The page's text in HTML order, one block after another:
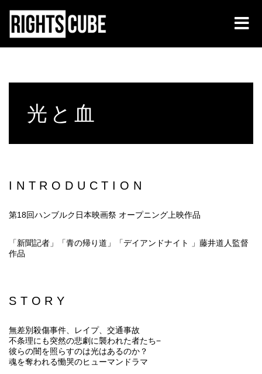
光と血
INTRODUCTION
第18回ハンブルク日本映画祭 オープニング上映作品
「新聞記者」「青の帰り道」「デイアンドナイト 」藤井道人監督
作品
STORY
無差別殺傷事件、レイプ、交通事故
不条理にも突然の悲劇に襲われた者たち−
彼らの闇を照らすのは光はあるのか？
魂を奪われる慟哭のヒューマンドラマ